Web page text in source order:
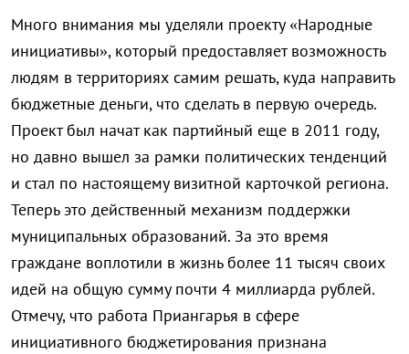
Много внимания мы уделяли проекту «Народные
инициативы», который предоставляет возможность
людям в территориях самим решать, куда направить
бюджетные деньги, что сделать в первую очередь.
Проект был начат как партийный еще в 2011 году,
но давно вышел за рамки политических тенденций
и стал по настоящему визитной карточкой региона.
Теперь это действенный механизм поддержки
муниципальных образований. За это время
граждане воплотили в жизнь более 11 тысяч своих
идей на общую сумму почти 4 миллиарда рублей.
Отмечу, что работа Приангарья в сфере
инициативного бюджетирования признана